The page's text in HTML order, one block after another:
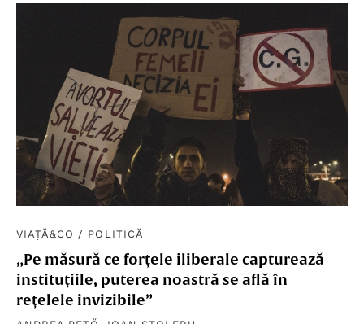
VIAȚĂ&CO / POLITICĂ
„Pe măsură ce forțele iliberale capturează
instituțiile, puterea noastră se află în
rețelele invizibile”